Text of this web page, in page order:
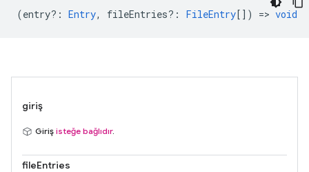
(entry? : Entry, fileEntries? : FileEntry[]) => void
giriş
Giriş isteğe bağlıdır.
fileEntries